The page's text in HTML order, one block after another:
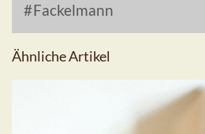
Fackelmann
Ähnliche Artikel